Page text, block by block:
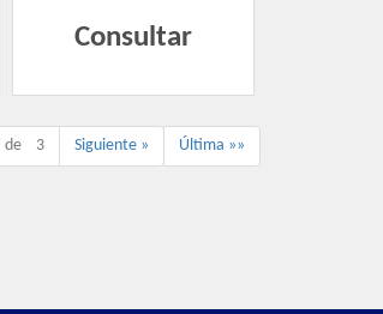
Consultar
de 3 Siguiente » Última »»